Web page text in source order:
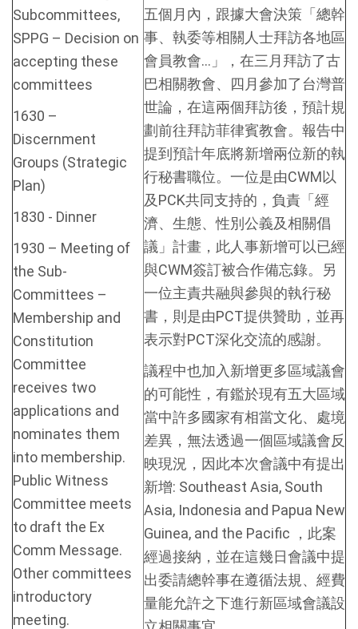
Subcommittees,
SPPG – Decision on
accepting these
committees
1630 –
Discernment
Groups (Strategic
Plan)
1830 - Dinner
1930 – Meeting of
the Sub-
Committees –
Membership and
Constitution
Committee
receives two
applications and
nominates them
into membership.
Public Witness
Committee meets
to draft the Ex
Comm Message.
Other committees
introductory
meeting.
五個月內，跟據大會決策「總幹
事、執委等相關人士拜訪各地區
會員教會…」，在三月拜訪了古
巴相關教會、四月參加了台灣普
世論，在這兩個拜訪後，預計規
劃前往拜訪菲律賓教會。報告中
提到預計年底將新增兩位新的執
行秘書職位。一位是由CWM以
及PCK共同支持的，負責「經
濟、生態、性別公義及相關倡
議」計畫，此人事新增可以已經
與CWM簽訂被合作備忘錄。另
一位主責共融與參與的執行秘
書，則是由PCT提供贊助，並再
表示對PCT深化交流的感謝。
議程中也加入新增更多區域議會
的可能性，有鑑於現有五大區域
當中許多國家有相當文化、處境
差異，無法透過一個區域議會反
映現況，因此本次會議中有提出
新增: Southeast Asia, South
Asia, Indonesia and Papua New
Guinea, and the Pacific ，此案
經過接納，並在這幾日會議中提
出委請總幹事在遵循法規、經費
量能允許之下進行新區域會議設